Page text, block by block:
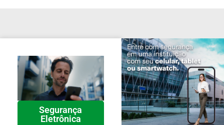
Segurança
Eletrônica